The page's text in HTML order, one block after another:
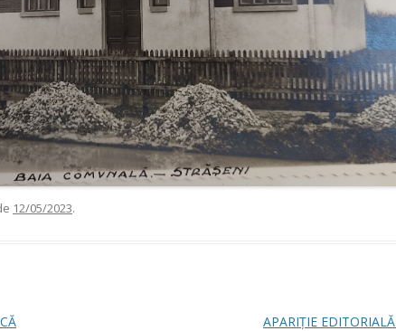
12/05/2023.
APARIȚIE EDITORIALĂ